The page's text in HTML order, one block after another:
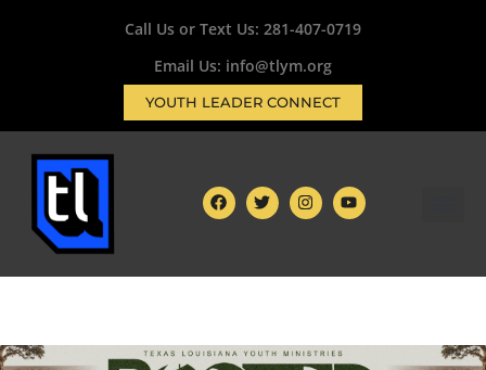
Call Us or Text Us: 281-407-0719
Email Us: info@tlym.org
YOUTH LEADER CONNECT